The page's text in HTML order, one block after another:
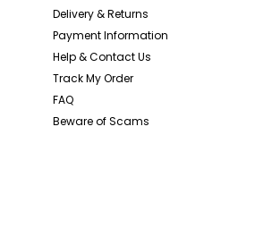
Delivery & Returns
Payment Information
Help & Contact Us
Track My Order
FAQ
Beware of Scams